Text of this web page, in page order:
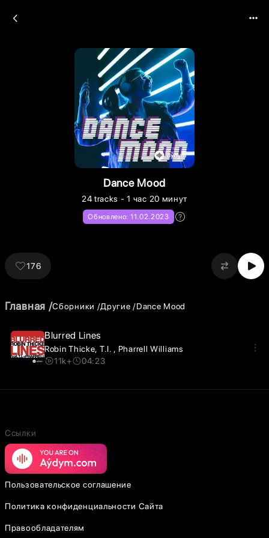
Dance Mood
24 tracks - 1 час 20 минут
Обновлено: 11.02.2023
176
Главная Сборники Другие Dance Mood
Blurred Lines
Robin Thicke T.I.
Pharrell Williams
11k+
04:23
Ссылки
Пользовательское соглашение
Политика конфиденциальности Сайта
Правообладателям